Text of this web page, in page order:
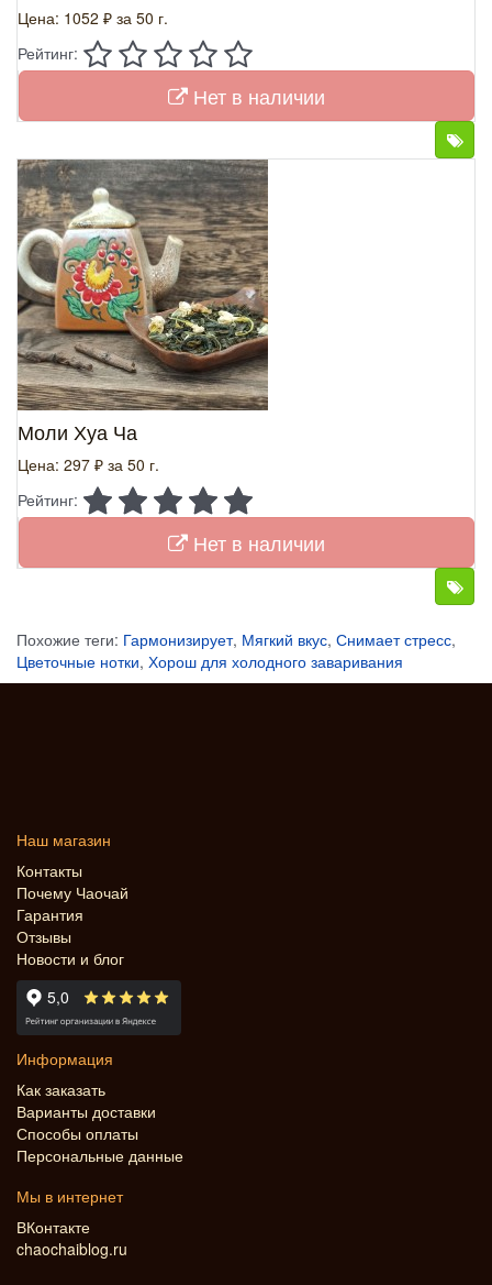
Цена: 1052 ₽ за 50 г.
Рейтинг:
Нет в наличии
Моли Хуа Ча
Цена: 297 ₽ за 50 г.
Рейтинг:
Нет в наличии
Похожие теги: Гармонизирует, Мягкий вкус, Снимает стресс,
Цветочные нотки, Хорош для холодного заваривания
Наш магазин
Контакты
Почему Чаочай
Гарантия
Отзывы
Новости и блог
Информация
Как заказать
Варианты доставки
Способы оплаты
Персональные данные
Мы в интернет
ВКонтакте
chaochaiblog.ru